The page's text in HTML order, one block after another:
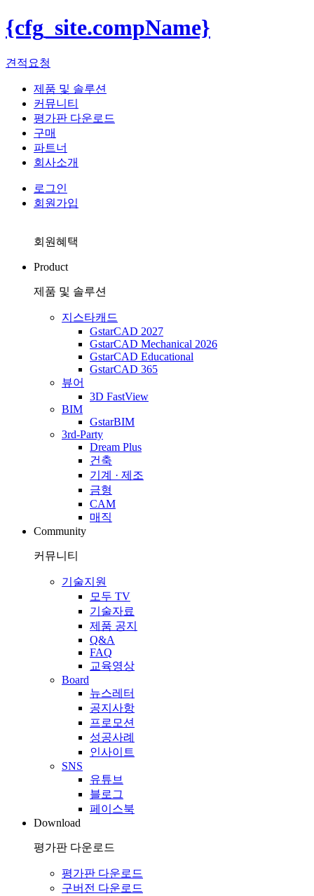
{cfg_site.compName}
견적요청
제품 및 솔루션
커뮤니티
평가판 다운로드
구매
파트너
회사소개
로그인
회원가입
회원혜택
Product
제품 및 솔루션
지스타캐드
GstarCAD 2027
GstarCAD Mechanical 2026
GstarCAD Educational
GstarCAD 365
뷰어
3D FastView
BIM
GstarBIM
3rd-Party
Dream Plus
건축
기계 · 제조
금형
CAM
매직
Community
커뮤니티
기술지원
모두 TV
기술자료
제품 공지
Q&A
FAQ
교육영상
Board
뉴스레터
공지사항
프로모션
성공사례
인사이트
SNS
유튜브
블로그
페이스북
Download
평가판 다운로드
평가판 다운로드
구버전 다운로드